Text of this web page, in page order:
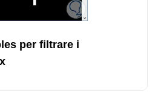
per filtrare i